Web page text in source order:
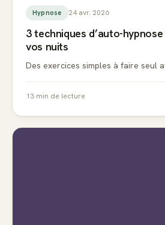
Hypnose 24 avr. 2026
3 techniques d’auto-
vos nuits
Des exercices simples à faire seul
13 min de lecture